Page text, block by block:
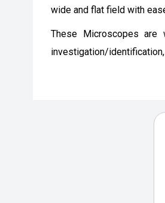
wide and flat field with
These Microscopes are
investigation/